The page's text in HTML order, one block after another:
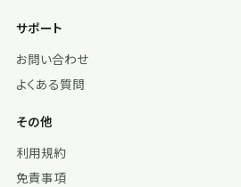
サポート
お問い合わせ
よくある質問
その他
利用規約
免責事項